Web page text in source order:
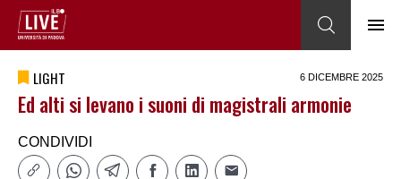
LIGHT 6 DICEMBRE 2025
Ed alti si levano i suoni di magistrali armonie
CONDIVIDI